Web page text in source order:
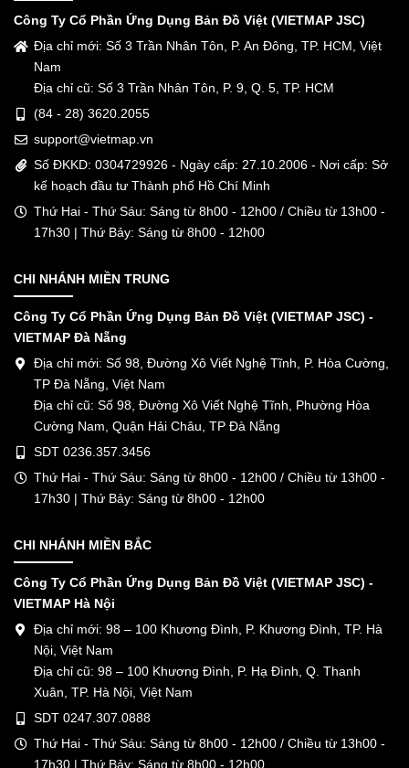
Công Ty Cổ Phần Ứng Dụng Bản Đồ Việt (VIETMAP JSC)
Địa chỉ mới: Số 3 Trần Nhân Tôn, P. An Đông, TP. HCM, Việt
Nam
Địa chỉ cũ: Số 3 Trần Nhân Tôn, P. 9, Q. 5, TP. HCM
(84 - 28) 3620.2055
support@vietmap.vn
Số ĐKKD: 0304729926 - Ngày cấp: 27.10.2006 - Nơi cấp: Sở
kế hoạch đầu tư Thành phố Hồ Chí Minh
Thứ Hai - Thứ Sáu: Sáng từ 8h00 - 12h00 / Chiều từ 13h00 -
17h30 | Thứ Bảy: Sáng từ 8h00 - 12h00
CHI NHÁNH MIỀN TRUNG
Công Ty Cổ Phần Ứng Dụng Bản Đồ Việt (VIETMAP JSC) -
VIETMAP Đà Nẵng
Địa chỉ mới: Số 98, Đường Xô Viết Nghệ Tĩnh, P. Hòa Cường,
TP Đà Nẵng, Việt Nam
Địa chỉ cũ: Số 98, Đường Xô Viết Nghệ Tĩnh, Phường Hòa
Cường Nam, Quận Hải Châu, TP Đà Nẵng
SDT 0236.357.3456
Thứ Hai - Thứ Sáu: Sáng từ 8h00 - 12h00 / Chiều từ 13h00 -
17h30 | Thứ Bảy: Sáng từ 8h00 - 12h00
CHI NHÁNH MIỀN BẮC
Công Ty Cổ Phần Ứng Dụng Bản Đồ Việt (VIETMAP JSC) -
VIETMAP Hà Nội
Địa chỉ mới: 98 – 100 Khương Đình, P. Khương Đình, TP. Hà
Nội, Việt Nam
Địa chỉ cũ: 98 – 100 Khương Đình, P. Hạ Đình, Q. Thanh
Xuân, TP. Hà Nội, Việt Nam
SDT 0247.307.0888
Thứ Hai - Thứ Sáu: Sáng từ 8h00 - 12h00 / Chiều từ 13h00 -
17h30 | Thứ Bảy: Sáng từ 8h00 - 12h00